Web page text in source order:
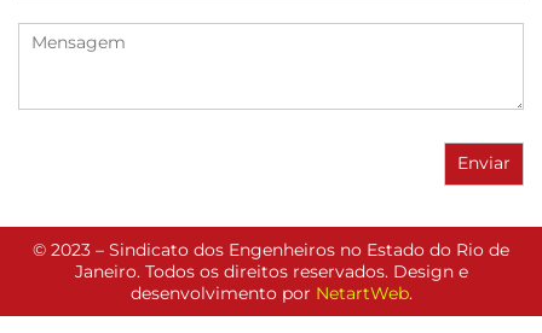
© 2023 – Sindicato dos Engenheiros no Estado do Rio de
Janeiro. Todos os direitos reservados. Design e
desenvolvimento por NetartWeb.